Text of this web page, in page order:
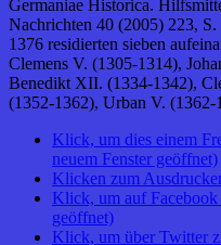
Germaniae Historica.
Nachrichten 40 (2005) 223,
1376 residierten sieben
Clemens V. (1305-1314),
Benedikt XII. (1334-1342),
(1352-1362), Urban V.
Klick, um dies einem
neuem Fenster geöffnet)
Klicken zum
Klick, um auf
geöffnet)
Klick, um über Twitter